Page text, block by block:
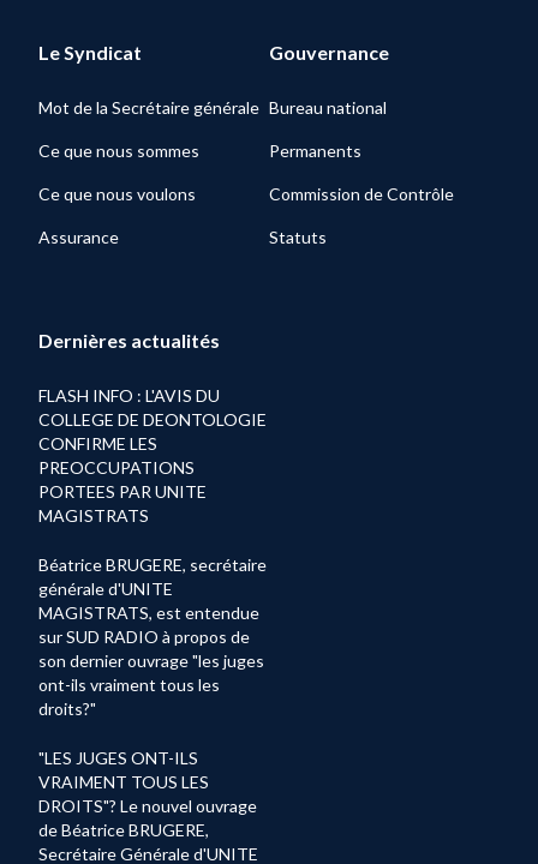
Le Syndicat
Mot de la Secrétaire générale
Ce que nous sommes
Ce que nous voulons
Assurance
Gouvernance
Bureau national
Permanents
Commission de Contrôle
Statuts
Dernières actualités
FLASH INFO : L'AVIS DU
COLLEGE DE DEONTOLOGIE
CONFIRME LES
PREOCCUPATIONS
PORTEES PAR UNITE
MAGISTRATS
Béatrice BRUGERE, secrétaire
générale d'UNITE
MAGISTRATS, est entendue
sur SUD RADIO à propos de
son dernier ouvrage "les juges
ont-ils vraiment tous les
droits?"
"LES JUGES ONT-ILS
VRAIMENT TOUS LES
DROITS"? Le nouvel ouvrage
de Béatrice BRUGERE,
Secrétaire Générale d'UNITE